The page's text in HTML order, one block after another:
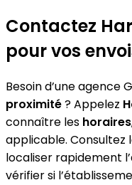
Contactez
pour vos
Besoin d’une agence
proximité? Appelez
connaître les horaires
applicable.
localiser rapidement
vérifier si